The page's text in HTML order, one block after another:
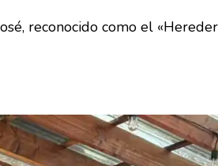
reconocido como el